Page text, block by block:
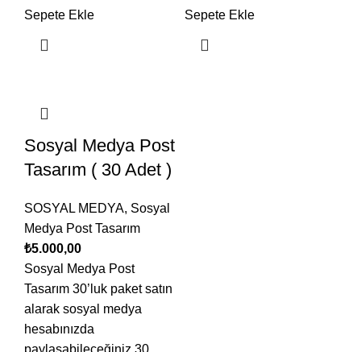
Sepete Ekle Sepete Ekle
Sosyal Medya Post
Tasarım ( 30 Adet )
SOSYAL MEDYA, Sosyal
Medya Post Tasarım
₺5.000,00
Sosyal Medya Post
Tasarım 30’luk paket satın
alarak sosyal medya
hesabınızda